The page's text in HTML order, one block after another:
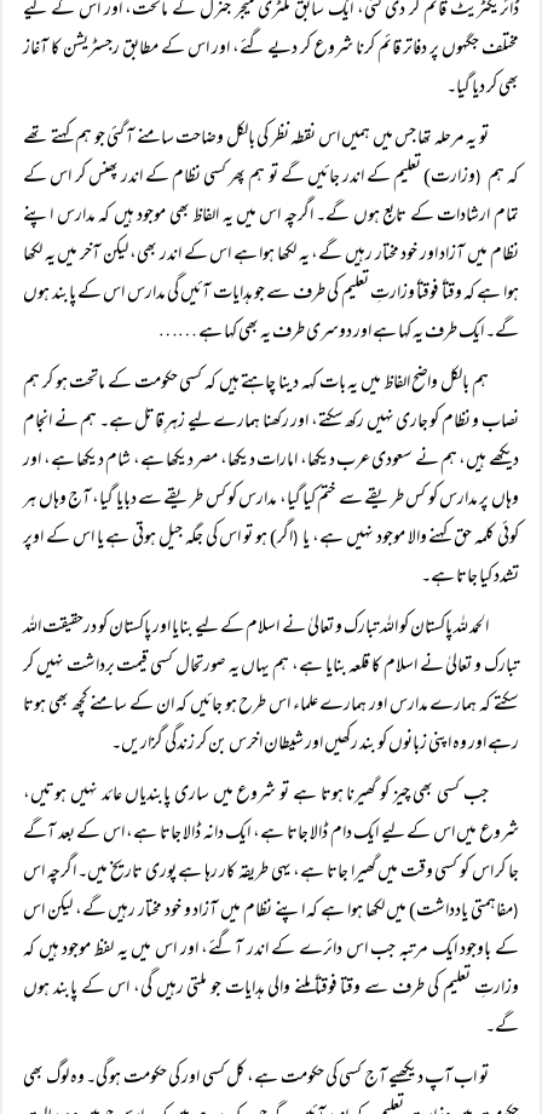
ڈائریکٹریٹ قائم کر دی گئی، ایک سابق ملٹری میجر جنرل کے ماتحت، اور اس کے لیے
مختلف جگہوں پر دفاتر قائم کرنا شروع کر دیے گئے، اور اس کے مطابق رجسٹریشن کا آغاز
بھی کر دیا گیا۔
تو یہ مرحلہ تھا جس میں ہمیں اس نقطہ نظر کی بالکل وضاحت سامنے آ گئی جو ہم کہتے تھے
کہ ہم (وزارت) تعلیم کے اندر جائیں گے تو ہم پھر کسی نظام کے اندر پھنس کر اس کے
تمام ارشادات کے تابع ہوں گے۔ اگرچہ اس میں یہ الفاظ بھی موجود ہیں کہ مدارس اپنے
نظام میں آزاد اور خود مختار رہیں گے، یہ لکھا ہوا ہے اس کے اندر بھی، لیکن آخر میں یہ لکھا
ہوا ہے کہ وقتاً‌ فوقتاً وزارتِ تعلیم کی طرف سے جو ہدایات آئیں گی مدارس اس کے پابند ہوں
گے۔ ایک طرف یہ کہا ہے اور دوسری طرف یہ بھی کہا ہے ……
ہم بالکل واضح الفاظ میں یہ بات کہہ دینا چاہتے ہیں کہ کسی حکومت کے ماتحت ہو کر ہم
نصاب و نظام کو جاری نہیں رکھ سکتے، اور رکھنا ہمارے لیے زہرِ قاتل ہے۔ ہم نے انجام
دیکھے ہیں، ہم نے سعودی عرب دیکھا، امارات دیکھا، مصر دیکھا ہے، شام دیکھا ہے، اور
وہاں پر مدارس کو کس طریقے سے ختم کیا گیا، مدارس کو کس طریقے سے دبایا گیا، آج وہاں ہر
کوئی کلمہ حق کہنے والا موجود نہیں ہے، یا (اگر) ہو تو اس کی جگہ جیل ہوتی ہے یا اس کے اوپر
تشدد کیا جاتا ہے۔
الحمد للہ پاکستان کو اللہ تبارک و تعالیٰ نے اسلام کے لیے بنایا اور پاکستان کو درحقیقت اللہ
تبارک و تعالیٰ نے اسلام کا قلعہ بنایا ہے، ہم یہاں یہ صورتحال کسی قیمت برداشت نہیں کر
سکتے کہ ہمارے مدارس اور ہمارے علماء اس طرح ہو جائیں کہ ان کے سامنے کچھ بھی ہوتا
رہے اور وہ اپنی زبانوں کو بند رکھیں اور شیطان اخرس بن کر زندگی گزاریں۔
جب کسی بھی چیز کو گھیرنا ہوتا ہے تو شروع میں ساری پابندیاں عائد نہیں ہوتیں،
شروع میں اس کے لیے ایک دام ڈالا جاتا ہے، ایک دانہ ڈالا جاتا ہے، اس کے بعد آگے
جا کر اس کو کسی وقت میں گھیرا جاتا ہے، یہی طریقہ کار رہا ہے پوری تاریخ میں۔ اگرچہ اس
(مفاہمتی یادداشت) میں لکھا ہوا ہے کہ اپنے نظام میں آزاد و خود مختار رہیں گے، لیکن اس
کے باوجود ایک مرتبہ جب اس دائرے کے اندر آگئے، اور اس میں یہ لفظ موجود ہیں کہ
وزارتِ تعلیم کی طرف سے وقتا فوقتاً ملنے والی ہدایات جو ملتی رہیں گی، اس کے پابند ہوں
گے۔
تو اب آپ دیکھیے آج کسی کی حکومت ہے، کل کسی اور کی حکومت ہو گی۔ وہ لوگ بھی